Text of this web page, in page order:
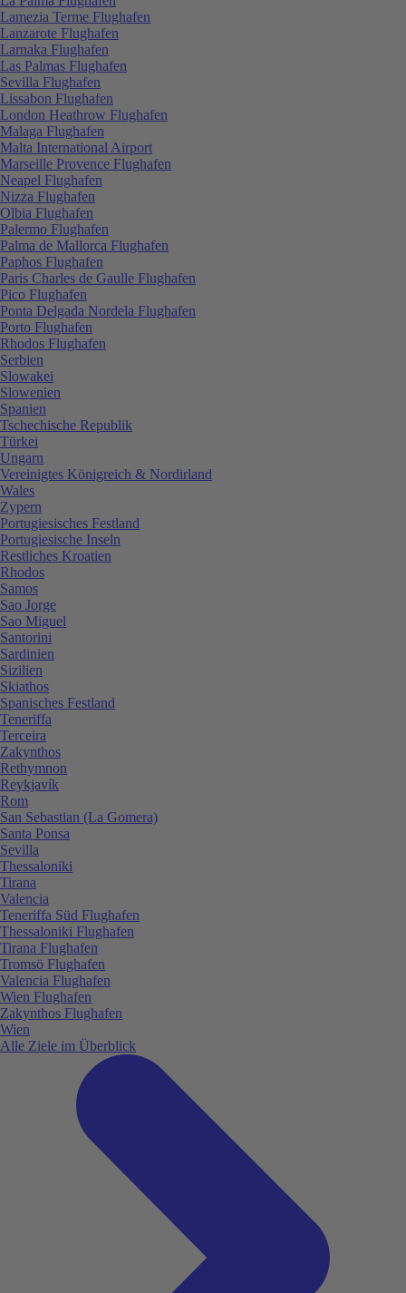
Lamezia Terme Flughafen
Lanzarote Flughafen
Larnaka Flughafen
Las Palmas Flughafen
Sevilla Flughafen
Lissabon Flughafen
London Heathrow Flughafen
Malaga Flughafen
Malta International Airport
Marseille Provence Flughafen
Neapel Flughafen
Nizza Flughafen
Olbia Flughafen
Palermo Flughafen
Palma de Mallorca Flughafen
Paphos Flughafen
Paris Charles de Gaulle Flughafen
Pico Flughafen
Ponta Delgada Nordela Flughafen
Porto Flughafen
Rhodos Flughafen
Serbien
Slowakei
Slowenien
Spanien
Tschechische Republik
Türkei
Ungarn
Vereinigtes Königreich & Nordirland
Wales
Zypern
Portugiesisches Festland
Portugiesische Inseln
Restliches Kroatien
Rhodos
Samos
Sao Jorge
Sao Miguel
Santorini
Sardinien
Sizilien
Skiathos
Spanisches Festland
Teneriffa
Terceira
Zakynthos
Rethymnon
Reykjavík
Rom
San Sebastian (La Gomera)
Santa Ponsa
Sevilla
Thessaloniki
Tirana
Valencia
Teneriffa Süd Flughafen
Thessaloniki Flughafen
Tirana Flughafen
Tromsö Flughafen
Valencia Flughafen
Wien Flughafen
Zakynthos Flughafen
Wien
Alle Ziele im Überblick